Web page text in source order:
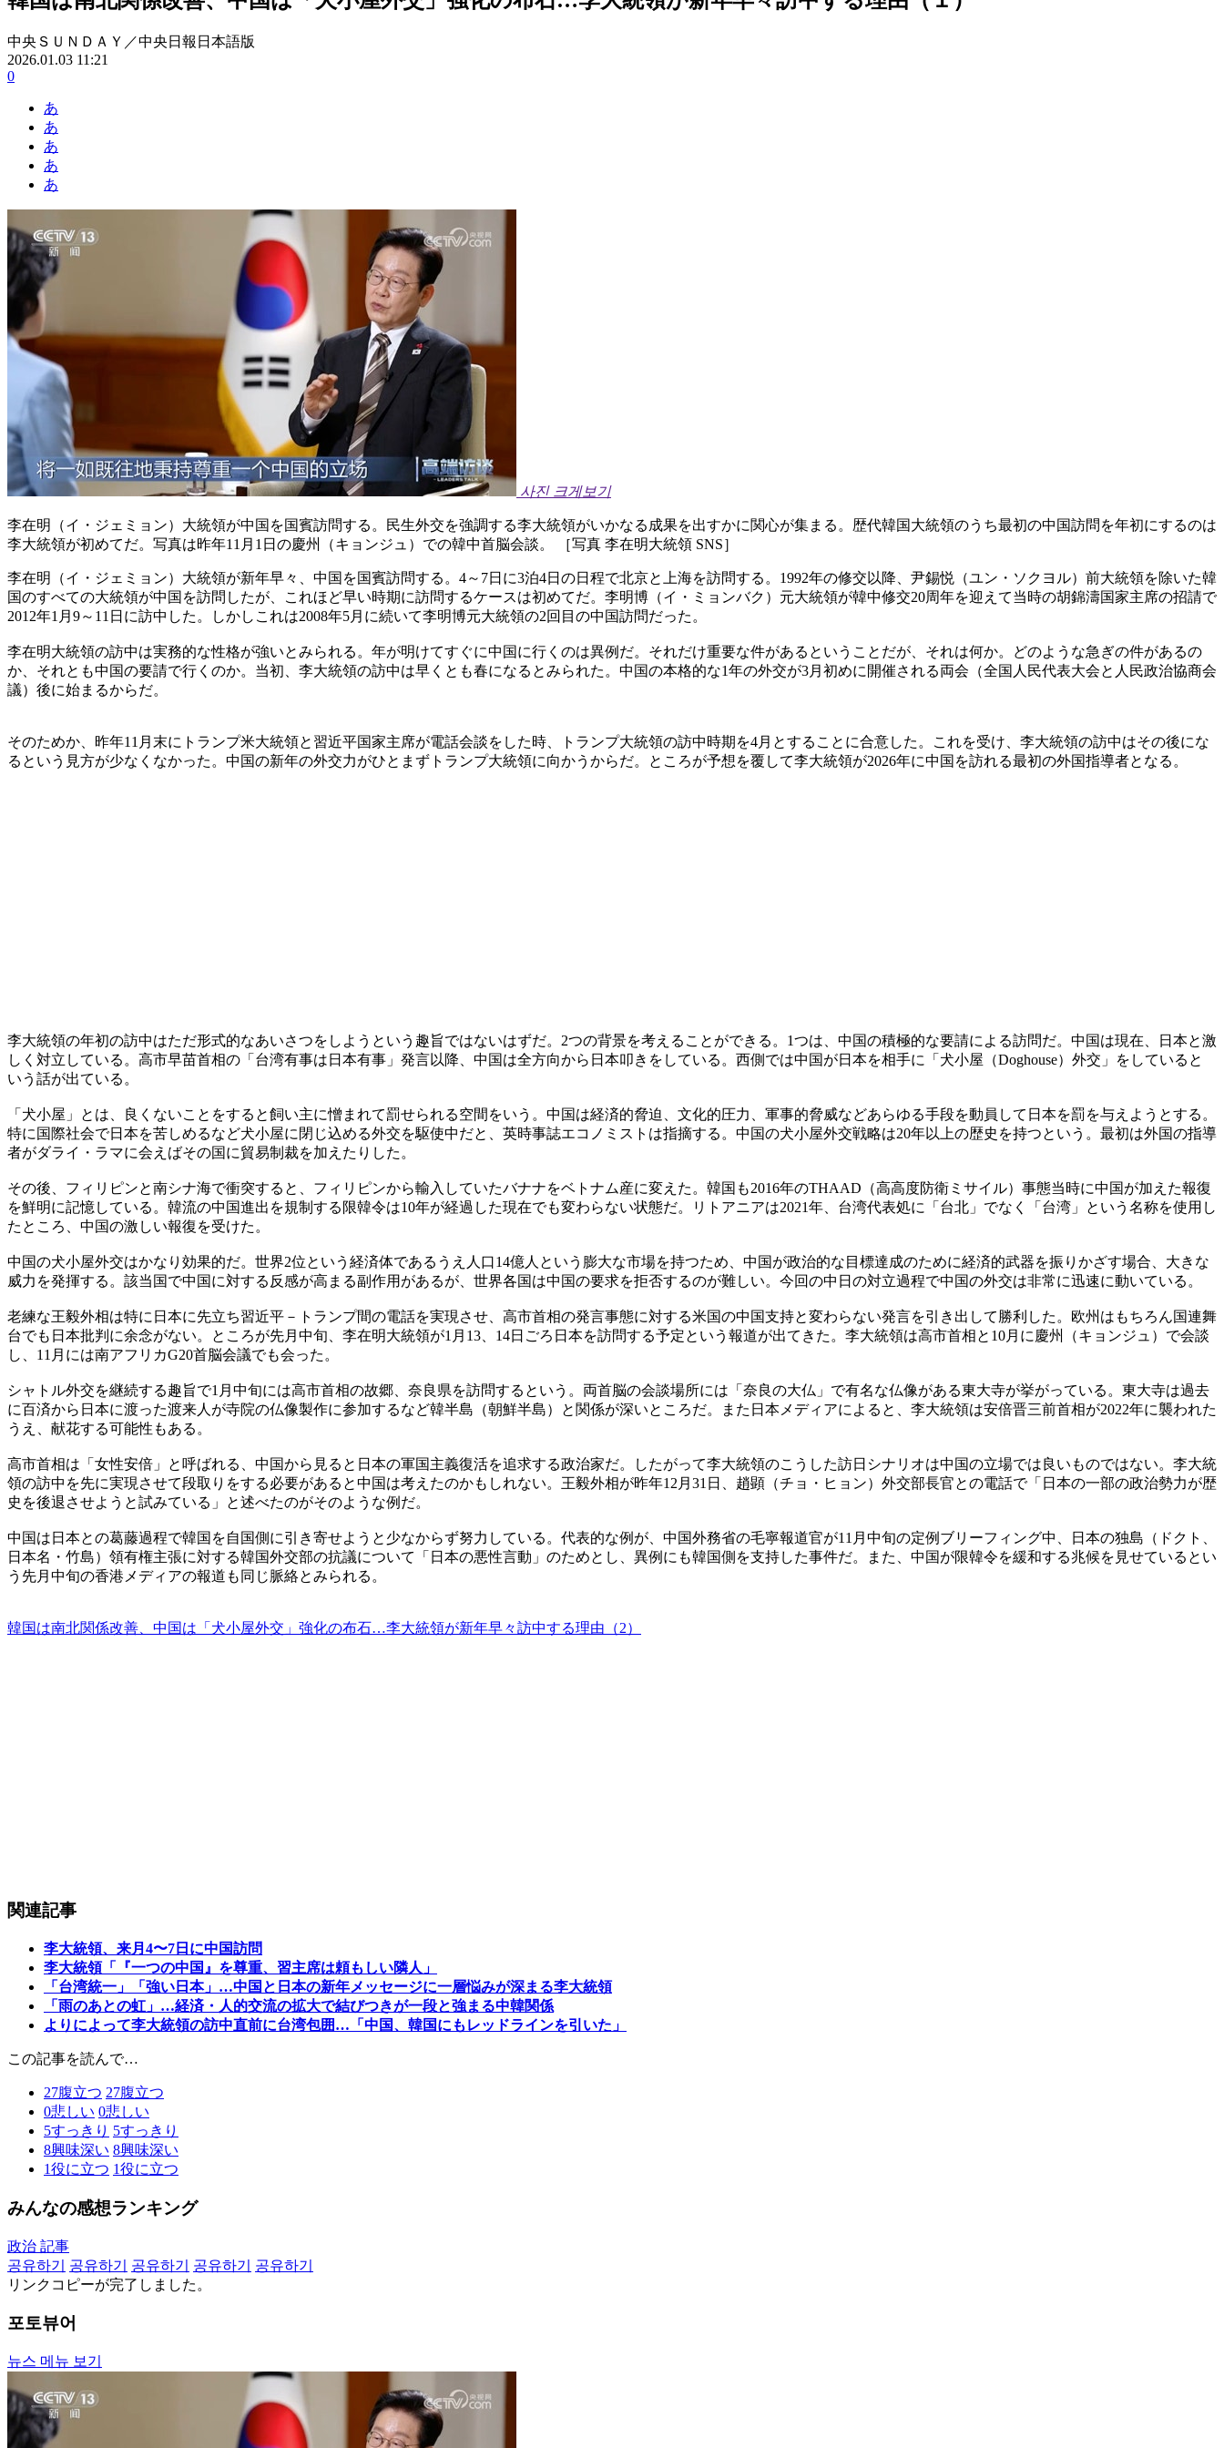
中央ＳＵＮＤＡＹ／中央日報日本語版
2026.01.03 11:21
0
あ
あ
あ
あ
あ
사진 크게보기
李在明（イ・ジェミョン）大統領が中国を国賓訪問する。民生外交を強調する李大統領がいかなる成果を出すかに関心が集まる。歴代韓国大統領のうち最初の中国訪問を年初にするのは
李大統領が初めてだ。写真は昨年11月1日の慶州（キョンジュ）での韓中首脳会談。 ［写真 李在明大統領 SNS］
李在明（イ・ジェミョン）大統領が新年早々、中国を国賓訪問する。4～7日に3泊4日の日程で北京と上海を訪問する。1992年の修交以降、尹錫悦（ユン・ソクヨル）前大統領を除いた韓
国のすべての大統領が中国を訪問したが、これほど早い時期に訪問するケースは初めてだ。李明博（イ・ミョンバク）元大統領が韓中修交20周年を迎えて当時の胡錦濤国家主席の招請で
2012年1月9～11日に訪中した。しかしこれは2008年5月に続いて李明博元大統領の2回目の中国訪問だった。
李在明大統領の訪中は実務的な性格が強いとみられる。年が明けてすぐに中国に行くのは異例だ。それだけ重要な件があるということだが、それは何か。どのような急ぎの件があるの
か、それとも中国の要請で行くのか。当初、李大統領の訪中は早くとも春になるとみられた。中国の本格的な1年の外交が3月初めに開催される両会（全国人民代表大会と人民政治協商会
議）後に始まるからだ。
そのためか、昨年11月末にトランプ米大統領と習近平国家主席が電話会談をした時、トランプ大統領の訪中時期を4月とすることに合意した。これを受け、李大統領の訪中はその後にな
るという見方が少なくなかった。中国の新年の外交力がひとまずトランプ大統領に向かうからだ。ところが予想を覆して李大統領が2026年に中国を訪れる最初の外国指導者となる。
李大統領の年初の訪中はただ形式的なあいさつをしようという趣旨ではないはずだ。2つの背景を考えることができる。1つは、中国の積極的な要請による訪問だ。中国は現在、日本と激
しく対立している。高市早苗首相の「台湾有事は日本有事」発言以降、中国は全方向から日本叩きをしている。西側では中国が日本を相手に「犬小屋（Doghouse）外交」をしていると
いう話が出ている。
「犬小屋」とは、良くないことをすると飼い主に憎まれて罰せられる空間をいう。中国は経済的脅迫、文化的圧力、軍事的脅威などあらゆる手段を動員して日本を罰を与えようとする。
特に国際社会で日本を苦しめるなど犬小屋に閉じ込める外交を駆使中だと、英時事誌エコノミストは指摘する。中国の犬小屋外交戦略は20年以上の歴史を持つという。最初は外国の指導
者がダライ・ラマに会えばその国に貿易制裁を加えたりした。
その後、フィリピンと南シナ海で衝突すると、フィリピンから輸入していたバナナをベトナム産に変えた。韓国も2016年のTHAAD（高高度防衛ミサイル）事態当時に中国が加えた報復
を鮮明に記憶している。韓流の中国進出を規制する限韓令は10年が経過した現在でも変わらない状態だ。リトアニアは2021年、台湾代表処に「台北」でなく「台湾」という名称を使用し
たところ、中国の激しい報復を受けた。
中国の犬小屋外交はかなり効果的だ。世界2位という経済体であるうえ人口14億人という膨大な市場を持つため、中国が政治的な目標達成のために経済的武器を振りかざす場合、大きな
威力を発揮する。該当国で中国に対する反感が高まる副作用があるが、世界各国は中国の要求を拒否するのが難しい。今回の中日の対立過程で中国の外交は非常に迅速に動いている。
老練な王毅外相は特に日本に先立ち習近平－トランプ間の電話を実現させ、高市首相の発言事態に対する米国の中国支持と変わらない発言を引き出して勝利した。欧州はもちろん国連舞
台でも日本批判に余念がない。ところが先月中旬、李在明大統領が1月13、14日ごろ日本を訪問する予定という報道が出てきた。李大統領は高市首相と10月に慶州（キョンジュ）で会談
し、11月には南アフリカG20首脳会議でも会った。
シャトル外交を継続する趣旨で1月中旬には高市首相の故郷、奈良県を訪問するという。両首脳の会談場所には「奈良の大仏」で有名な仏像がある東大寺が挙がっている。東大寺は過去
に百済から日本に渡った渡来人が寺院の仏像製作に参加するなど韓半島（朝鮮半島）と関係が深いところだ。また日本メディアによると、李大統領は安倍晋三前首相が2022年に襲われた
うえ、献花する可能性もある。
高市首相は「女性安倍」と呼ばれる、中国から見ると日本の軍国主義復活を追求する政治家だ。したがって李大統領のこうした訪日シナリオは中国の立場では良いものではない。李大統
領の訪中を先に実現させて段取りをする必要があると中国は考えたのかもしれない。王毅外相が昨年12月31日、趙顕（チョ・ヒョン）外交部長官との電話で「日本の一部の政治勢力が歴
史を後退させようと試みている」と述べたのがそのような例だ。
中国は日本との葛藤過程で韓国を自国側に引き寄せようと少なからず努力している。代表的な例が、中国外務省の毛寧報道官が11月中旬の定例ブリーフィング中、日本の独島（ドクト、
日本名・竹島）領有権主張に対する韓国外交部の抗議について「日本の悪性言動」のためとし、異例にも韓国側を支持した事件だ。また、中国が限韓令を緩和する兆候を見せているとい
う先月中旬の香港メディアの報道も同じ脈絡とみられる。
韓国は南北関係改善、中国は「犬小屋外交」強化の布石…李大統領が新年早々訪中する理由（2）
関連記事
李大統領、来月4〜7日に中国訪問
李大統領「『一つの中国』を尊重、習主席は頼もしい隣人」
「台湾統一」「強い日本」…中国と日本の新年メッセージに一層悩みが深まる李大統領
「雨のあとの虹」…経済・人的交流の拡大で結びつきが一段と強まる中韓関係
よりによって李大統領の訪中直前に台湾包囲…「中国、韓国にもレッドラインを引いた」
この記事を読んで…
27腹立つ 27腹立つ
0悲しい 0悲しい
5すっきり 5すっきり
8興味深い 8興味深い
1役に立つ 1役に立つ
みんなの感想ランキング
政治 記事
공유하기
공유하기 공유하기 공유하기
공유하기
リンクコピーが完了しました。
포토뷰어
뉴스 메뉴 보기